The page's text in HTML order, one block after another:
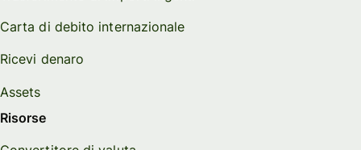
Carta di debito internazionale
Ricevi denaro
Assets
Risorse